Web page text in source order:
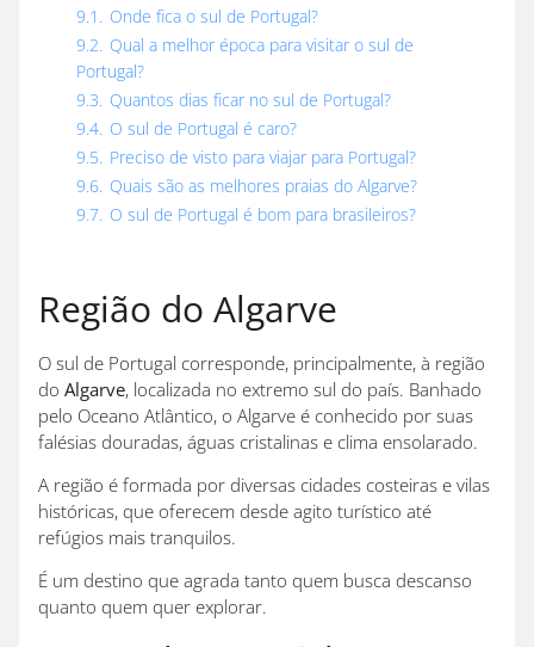
9.1. Onde fica o sul de Portugal?
9.2. Qual a melhor época para visitar o sul de
Portugal?
9.3. Quantos dias ficar no sul de Portugal?
9.4. O sul de Portugal é caro?
9.5. Preciso de visto para viajar para Portugal?
9.6. Quais são as melhores praias do Algarve?
9.7. O sul de Portugal é bom para brasileiros?
Região do Algarve
O sul de Portugal corresponde, principalmente, à região
do Algarve, localizada no extremo sul do país. Banhado
pelo Oceano Atlântico, o Algarve é conhecido por suas
falésias douradas, águas cristalinas e clima ensolarado.
A região é formada por diversas cidades costeiras e vilas
históricas, que oferecem desde agito turístico até
refúgios mais tranquilos.
É um destino que agrada tanto quem busca descanso
quanto quem quer explorar.